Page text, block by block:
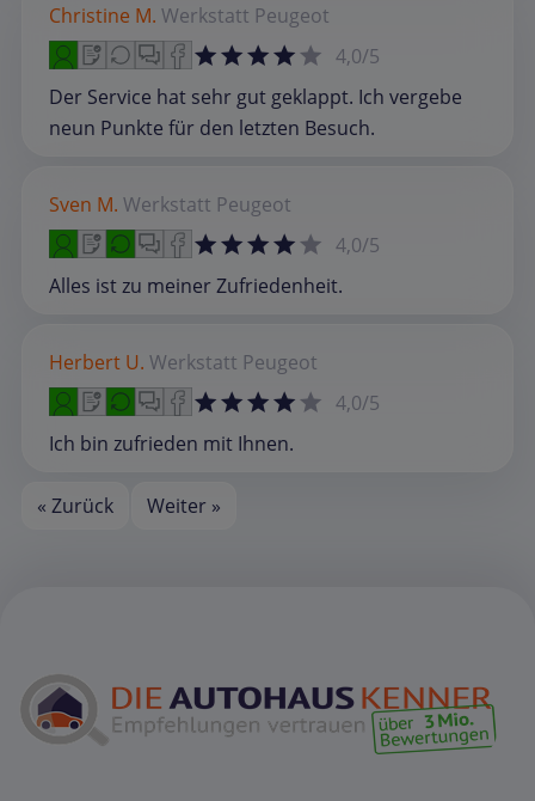
Christine M. Werkstatt Peugeot
4,0/5
Der Service hat sehr gut geklappt. Ich vergebe
neun Punkte für den letzten Besuch.
Sven M. Werkstatt Peugeot
4,0/5
Alles ist zu meiner Zufriedenheit.
Herbert U. Werkstatt Peugeot
4,0/5
Ich bin zufrieden mit Ihnen.
« Zurück Weiter »